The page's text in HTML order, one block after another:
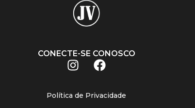
CONECTE-SE CONOSCO
Política de Privacidade